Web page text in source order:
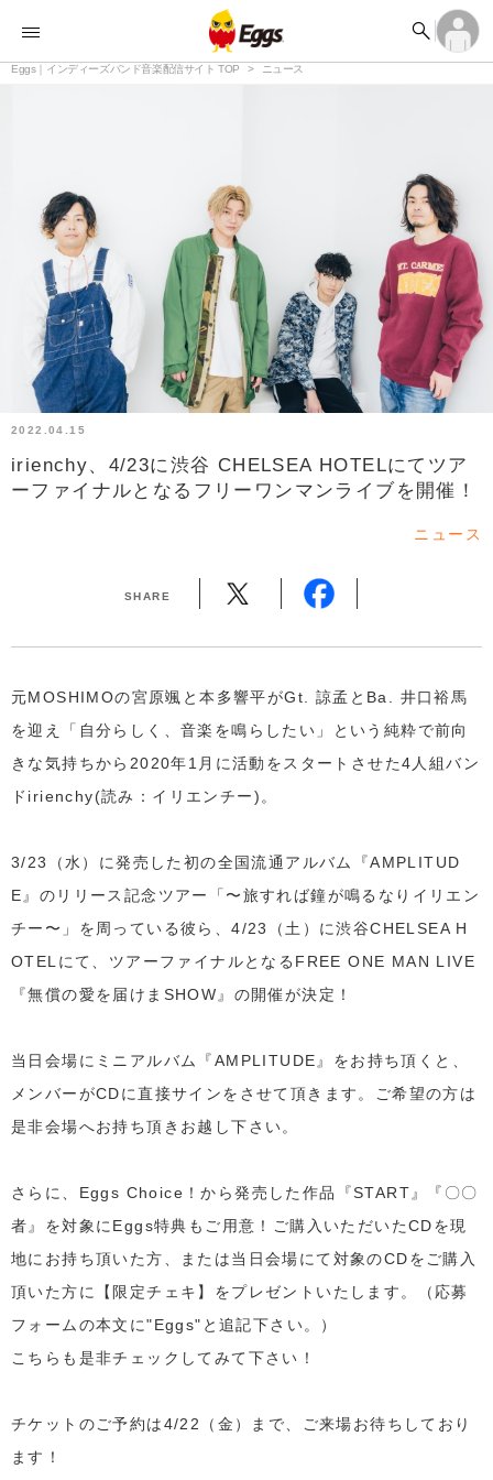


ランキング 
記事 
ログイン
アカウント登録
ログイン
Eggs｜インディーズバンド音楽配信サイト TOP ニュース
2022.04.15
irienchy、4/23に渋谷 CHELSEA HOTELにてツア
ーファイナルとなるフリーワンマンライブを開催！
ニュース
SHARE
元MOSHIMOの宮原颯と本多響平がGt. 諒孟とBa. 井口裕馬
を迎え「自分らしく、音楽を鳴らしたい」という純粋で前向
きな気持ちから2020年1月に活動をスタートさせた4人組バン
ドirienchy(読み：イリエンチー)。
3/23（水）に発売した初の全国流通アルバム『AMPLITUD
E』のリリース記念ツアー「〜旅すれば鐘が鳴るなりイリエン
チー〜」を周っている彼ら、4/23（土）に渋谷CHELSEA H
OTELにて、ツアーファイナルとなるFREE ONE MAN LIVE
『無償の愛を届けまSHOW』の開催が決定！
当日会場にミニアルバム『AMPLITUDE』をお持ち頂くと、
メンバーがCDに直接サインをさせて頂きます。ご希望の方は
是非会場へお持ち頂きお越し下さい。
さらに、Eggs Choice！から発売した作品『START』『〇〇
者』を対象にEggs特典もご用意！ご購入いただいたCDを現
地にお持ち頂いた方、または当日会場にて対象のCDをご購入
頂いた方に【限定チェキ】をプレゼントいたします。（応募
フォームの本文に"Eggs"と追記下さい。）
こちらも是非チェックしてみて下さい！
チケットのご予約は4/22（金）まで、ご来場お待ちしており
ます！